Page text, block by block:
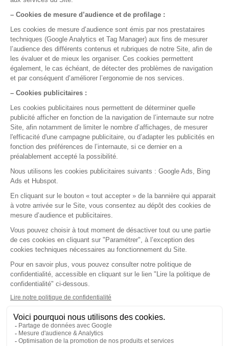
Nos rubriques
Semaine de Formation
Assistance et sécurité des données
Bien démarrer avec DrSanté
Facturer et suivre ma comptabilité
Gérer mon agenda et mes rendez-vous
Me former en 5 minutes par jour
Optimiser mon usage de DrSanté
Réaliser mes consultations
Nos fonctionnalités
Agenda
Comptabilité
Dossier de Consultation
Espace MSP
Facturation & FSE
Formation & Replay
Installation & Matériel
Mon Compte & Sécurité
Nouveautés & Versions
Première utilisation
Ségur
Support & Dépannage
En savoir plus
Notre société